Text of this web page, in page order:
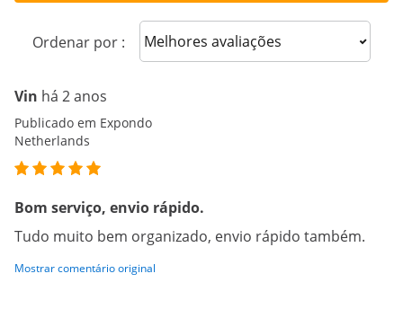
Ordenar por : Sort reviews
Vin há 2 anos
Publicado em Expondo
Netherlands
Bom serviço, envio rápido.
Tudo muito bem organizado, envio rápido também.
Mostrar comentário original